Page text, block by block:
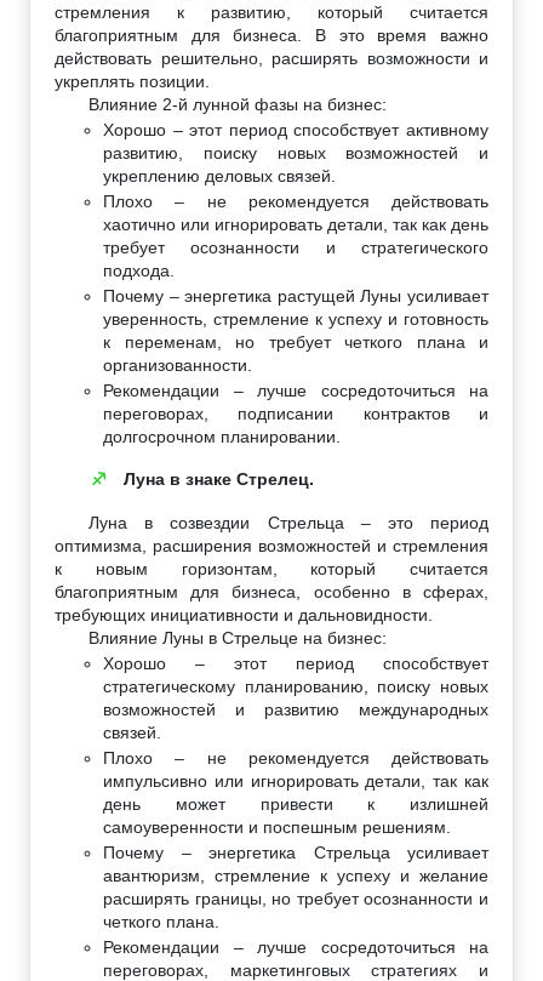
стремления к развитию, который считается
благоприятным для бизнеса. В это время важно
действовать решительно, расширять возможности и
укреплять позиции.
Влияние 2-й лунной фазы на бизнес:
Хорошо – этот период способствует активному
развитию, поиску новых возможностей и
укреплению деловых связей.
Плохо – не рекомендуется действовать
хаотично или игнорировать детали, так как день
требует осознанности и стратегического
подхода.
Почему – энергетика растущей Луны усиливает
уверенность, стремление к успеху и готовность
к переменам, но требует четкого плана и
организованности.
Рекомендации – лучше сосредоточиться на
переговорах, подписании контрактов и
долгосрочном планировании.
♐ Луна в знаке Стрелец.
Луна в созвездии Стрельца – это период
оптимизма, расширения возможностей и стремления
к новым горизонтам, который считается
благоприятным для бизнеса, особенно в сферах,
требующих инициативности и дальновидности.
Влияние Луны в Стрельце на бизнес:
Хорошо – этот период способствует
стратегическому планированию, поиску новых
возможностей и развитию международных
связей.
Плохо – не рекомендуется действовать
импульсивно или игнорировать детали, так как
день может привести к излишней
самоуверенности и поспешным решениям.
Почему – энергетика Стрельца усиливает
авантюризм, стремление к успеху и желание
расширять границы, но требует осознанности и
четкого плана.
Рекомендации – лучше сосредоточиться на
переговорах, маркетинговых стратегиях и